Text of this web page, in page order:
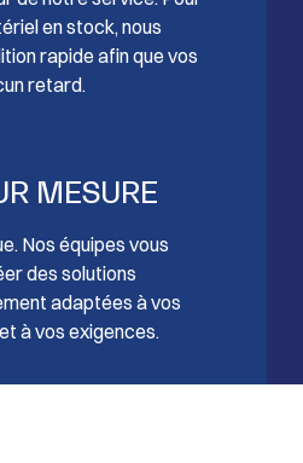
en stock, nous
rapide afin que vos
retard.
MESURE
Nos équipes vous
des solutions
adaptées à vos
à vos exigences.